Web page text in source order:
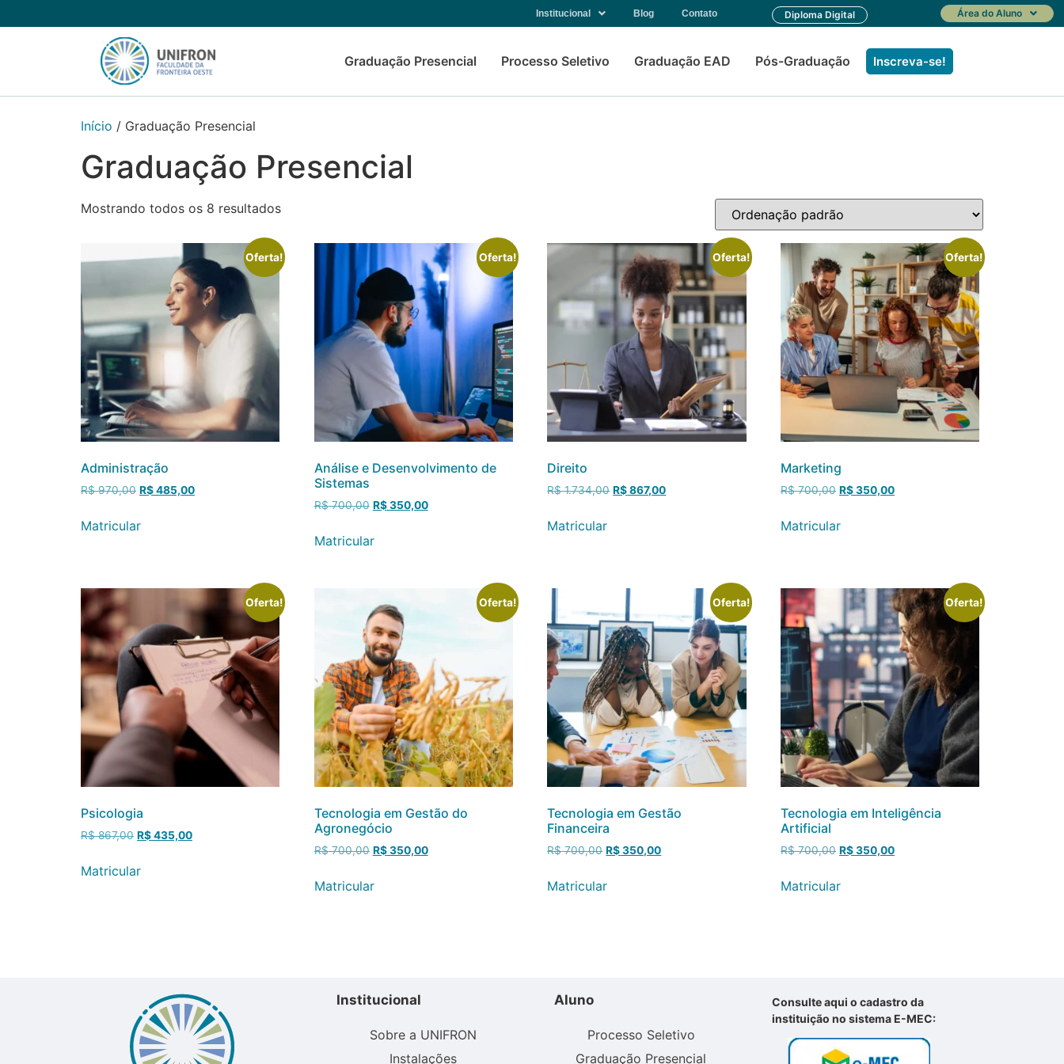
Institucional Blog Contato Diploma Digital Área do Aluno
Graduação Presencial Processo Seletivo Graduação EAD Pós-Graduação Inscreva-se!
Início / Graduação Presencial
Graduação Presencial
Mostrando todos os 8 resultados
Oferta!
Administração
R$970,00 R$485,00
Matricular
Oferta!
Análise e Desenvolvimento de
Sistemas
R$700,00 R$350,00
Matricular
Oferta!
Direito
R$1.734,00 R$867,00
Matricular
Oferta!
Marketing
R$700,00 R$350,00
Matricular
Oferta!
Psicologia
R$867,00 R$435,00
Matricular
Oferta!
Tecnologia em Gestão do
Agronegócio
R$700,00 R$350,00
Matricular
Oferta!
Tecnologia em Gestão
Financeira
R$700,00 R$350,00
Matricular
Oferta!
Tecnologia em Inteligência
Artificial
R$700,00 R$350,00
Matricular
Institucional
Sobre a UNIFRON
Instalações
Aluno
Processo Seletivo
Graduação Presencial
Consulte aqui o cadastro da
instituição no sistema E-MEC: